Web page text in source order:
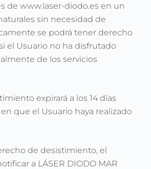
de www.laser-diodo.es en un
sin necesidad de
se podrá tener derecho
el Usuario no ha disfrutado
de los servicios
expirará a los 14 días
que el Usuario haya realizado
de desistimiento, el
a LÁSER DIODO MAR